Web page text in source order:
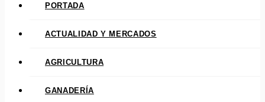
PORTADA
ACTUALIDAD Y MERCADOS
AGRICULTURA
GANADERÍA